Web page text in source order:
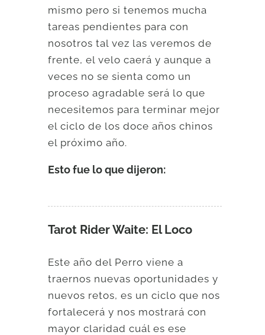
mismo pero si tenemos mucha
tareas pendientes para con
nosotros tal vez las veremos de
frente, el velo caerá y aunque a
veces no se sienta como un
proceso agradable será lo que
necesitemos para terminar mejor
el ciclo de los doce años chinos
el próximo año.
Esto fue lo que dijeron:
Tarot Rider Waite: El Loco
Este año del Perro viene a
traernos nuevas oportunidades y
nuevos retos, es un ciclo que nos
fortalecerá y nos mostrará con
mayor claridad cuál es ese